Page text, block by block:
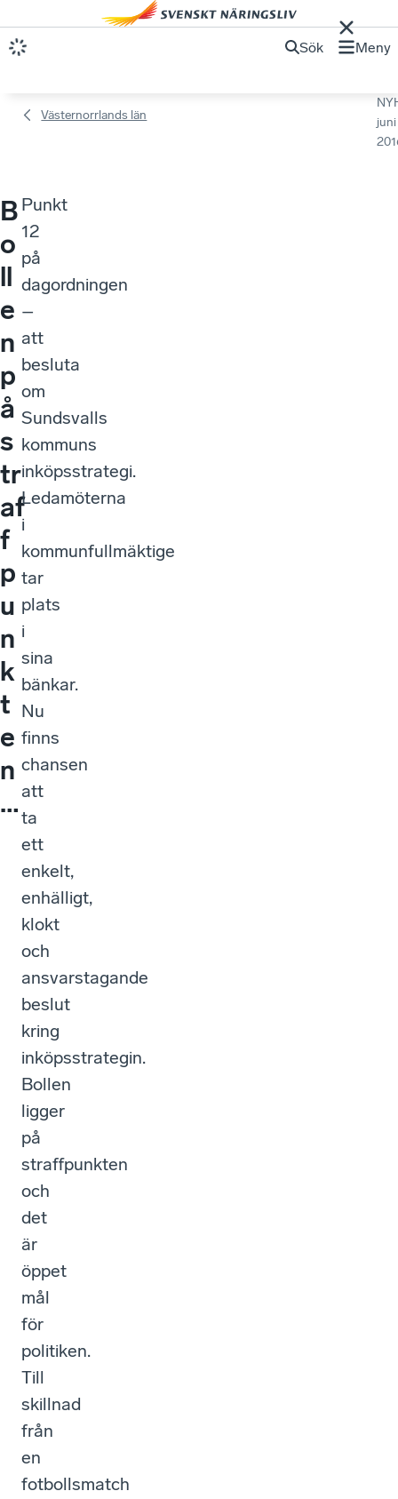
Sök Meny
Västernorrlands län
juni
B
o
ll
e
n
p
å
s
tr
af
f
p
u
n
k
t
e
n
…
Punkt
12
på
dagordningen
–
att
besluta
om
Sundsvalls
kommuns
inköpsstrategi.
Ledamöterna
i
kommunfullmäktige
tar
plats
i
sina
bänkar.
Nu
finns
chansen
att
ta
ett
enkelt,
enhälligt,
klokt
och
ansvarstagande
beslut
kring
inköpsstrategin.
Bollen
ligger
på
straffpunkten
och
det
är
öppet
mål
för
politiken.
Till
skillnad
från
en
fotbollsmatch